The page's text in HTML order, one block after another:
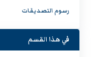
وزارة
الخارجية
وبريد
رسوم التصديقات
في هذا القسم